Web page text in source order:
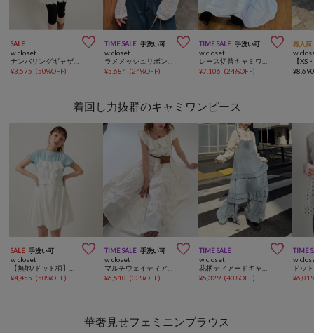
SALE 
w closet
¥3,575 (50%OFF)
TIME SALE 手洗い可 
w closet
¥5,684 (24%OFF)
TIME SALE 手洗い可 
w closet
¥7,106 (24%OFF)
再入荷
w
¥
着回し力抜群のキャミワンピース
SALE 手洗い可 
w closet
¥4,455 (50%OFF)
TIME SALE 手洗い可 
w closet
¥6,510 (33%OFF)
TIME SALE 
w closet
¥5,329 (43%OFF)
TIME
w
ドッ
¥
華奢見せフェミニンブラウス